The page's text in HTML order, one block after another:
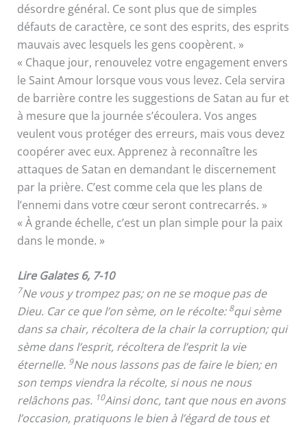
désordre général. Ce sont plus que de simples
défauts de caractère, ce sont des esprits, des esprits
mauvais avec lesquels les gens coopèrent. »
« Chaque jour, renouvelez votre engagement envers
le Saint Amour lorsque vous vous levez. Cela servira
de barrière contre les suggestions de Satan au fur et
à mesure que la journée s’écoulera. Vos anges
veulent vous protéger des erreurs, mais vous devez
coopérer avec eux. Apprenez à reconnaître les
attaques de Satan en demandant le discernement
par la prière. C’est comme cela que les plans de
l’ennemi dans votre cœur seront contrecarrés. »
« À grande échelle, c’est un plan simple pour la paix
dans le monde. »
Lire Galates 6, 7-10
7Ne vous y trompez pas; on ne se moque pas de
Dieu. Car ce que l’on sème, on le récolte: 8qui sème
dans sa chair, récoltera de la chair la corruption; qui
sème dans l’esprit, récoltera de l’esprit la vie
éternelle. 9Ne nous lassons pas de faire le bien; en
son temps viendra la récolte, si nous ne nous
relâchons pas. 10Ainsi donc, tant que nous en avons
l’occasion, pratiquons le bien à l’égard de tous et